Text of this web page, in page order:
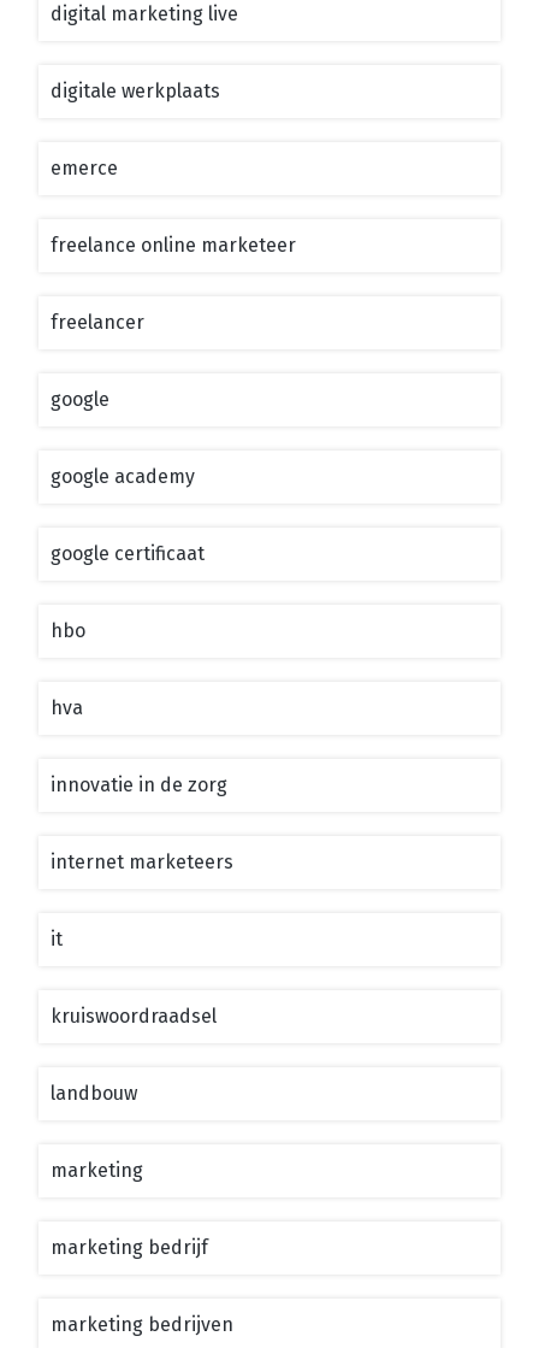
digital marketing live
digitale werkplaats
emerce
freelance online marketeer
freelancer
google
google academy
google certificaat
hbo
hva
innovatie in de zorg
internet marketeers
it
kruiswoordraadsel
landbouw
marketing
marketing bedrijf
marketing bedrijven